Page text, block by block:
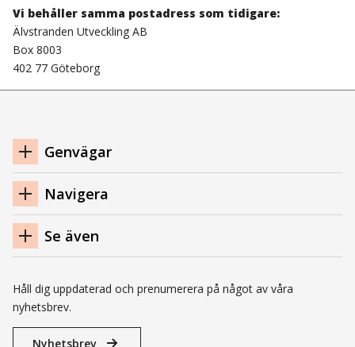
Vi behåller samma postadress som tidigare:
Älvstranden Utveckling AB
Box 8003
402 77 Göteborg
Navigation
sidfot
Genvägar
Navigera
Se även
Håll dig uppdaterad och prenumerera på något av våra
nyhetsbrev.
Nyhetsbrev